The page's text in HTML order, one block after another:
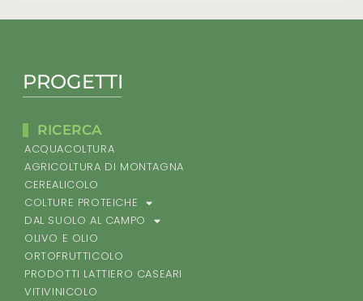
PROGETTI
RICERCA
ACQUACOLTURA
AGRICOLTURA DI MONTAGNA
CEREALICOLO
COLTURE PROTEICHE
DAL SUOLO AL CAMPO
OLIVO E OLIO
ORTOFRUTTICOLO
PRODOTTI LATTIERO CASEARI
VITIVINICOLO